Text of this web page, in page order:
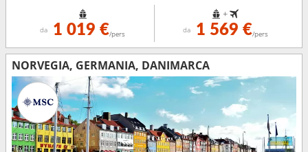
da 1 019 €/pers
+
da 1 569 €/pers
NORVEGIA, GERMANIA, DANIMARCA